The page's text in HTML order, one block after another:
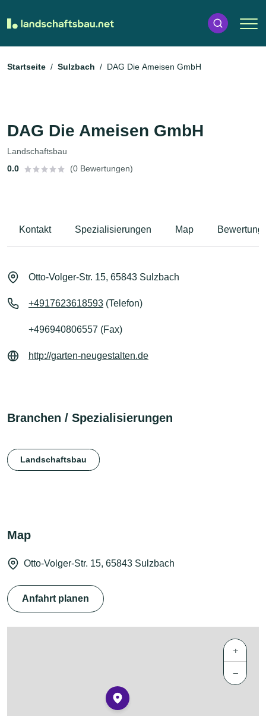
Startseite Sulzbach DAG Die Ameisen GmbH
DAG Die Ameisen GmbH
Landschaftsbau
0.0
(0 Bewertungen)
Kontakt Spezialisierungen Map
Otto-Volger-Str. 15, 65843 Sulzbach
+4917623618593 (Telefon)
+496940806557 (Fax)
http://garten-neugestalten.de
Branchen / Spezialisierungen
Landschaftsbau
Map
Otto-Volger-Str. 15, 65843 Sulzbach
Anfahrt planen
+
−